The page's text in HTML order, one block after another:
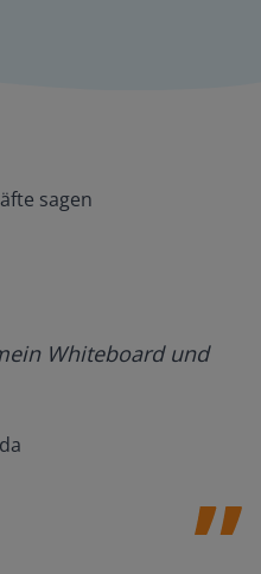
sagen
Whiteboard und